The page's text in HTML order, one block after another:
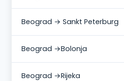
Beograd → Sankt Peterburg
Beograd →Bolonja
Beograd →Rijeka